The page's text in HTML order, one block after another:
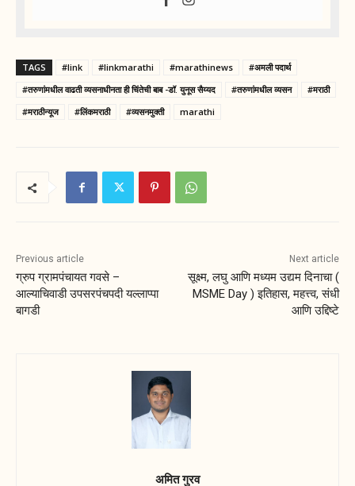
TAGS #link #linkmarathi #marathinews
#अमली पदार्थ
#तरुणांमधील वाढती व्यसनाधीनता ही चिंतेची बाब -डॉ. युनूस सैय्यद
#तरुणांमधील व्यसन
#मराठी
#मराठीन्यूज
#लिंकमराठी #व्यसनमुक्ती marathi
Previous article
ग्रुप ग्रामपंचायत गवसे –
आल्याचिवाडी उपसरपंचपदी यल्लाप्पा
बागडी
Next article
सूक्ष्म, लघु आणि मध्यम उद्यम दिनाचा (
MSME Day ) इतिहास, महत्त्व, संधी
आणि उद्दिष्टे
अमित गुरव